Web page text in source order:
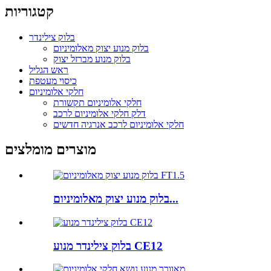
קטגוריות
בלוק צילינדר
בלוק מנוע יצוק מאלומיניום
בלוק מנוע מברזל יצוק
ראש הגליל
כיסוי מעטפת
חלקי אלומיניום
חלקי אלומיניום תקשורת
דלק חלקי אלומיניום לרכב
חלקי אלומיניום לרכב אנרגיה חדשים
מוצרים מומלצים
בלוק מנוע יצוק מאלומיניום...
בלוק צילינדר מנוע CE12